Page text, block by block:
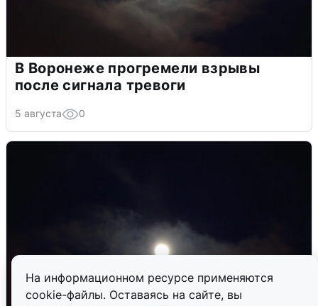
На информационном ресурсе применяются
cookie-файлы. Оставаясь на сайте, вы
В Воронеже прогремели взрывы
после сигнала тревоги
5 августа 0